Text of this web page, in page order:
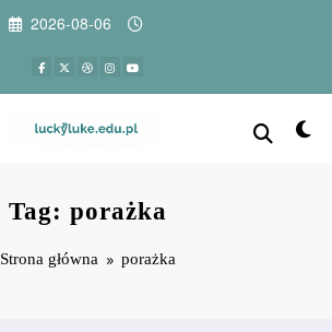
2026-08-06
Tag: porażka
Strona główna porażka